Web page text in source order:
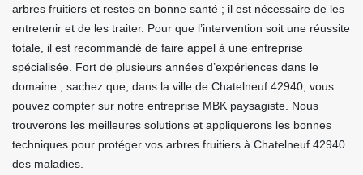
arbres fruitiers et restes en bonne santé ; il est nécessaire de les
entretenir et de les traiter. Pour que l’intervention soit une réussite
totale, il est recommandé de faire appel à une entreprise
spécialisée. Fort de plusieurs années d’expériences dans le
domaine ; sachez que, dans la ville de Chatelneuf 42940, vous
pouvez compter sur notre entreprise MBK paysagiste. Nous
trouverons les meilleures solutions et appliquerons les bonnes
techniques pour protéger vos arbres fruitiers à Chatelneuf 42940
des maladies.